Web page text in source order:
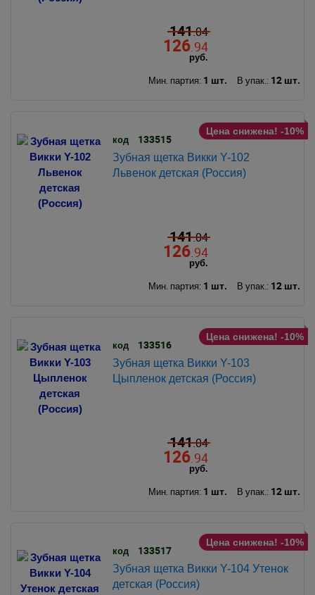
141.04
126.94
руб.
Мин. партия: 1 шт. В упак.: 12 шт.
Цена снижена! -10%
код 133515
Зубная щетка Викки Y-102
Львенок детская (Россия)
141.04
126.94
руб.
Мин. партия: 1 шт. В упак.: 12 шт.
Цена снижена! -10%
код 133516
Зубная щетка Викки Y-103
Цыпленок детская (Россия)
141.04
126.94
руб.
Мин. партия: 1 шт. В упак.: 12 шт.
Цена снижена! -10%
код 133517
Зубная щетка Викки Y-104 Утенок
детская (Россия)